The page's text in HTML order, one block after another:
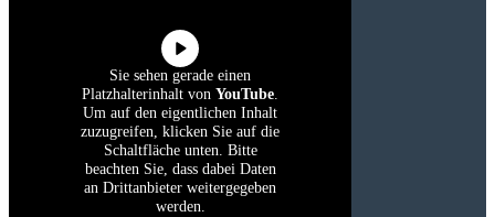
Sie sehen gerade einen
Platzhalterinhalt von YouTube.
Um auf den eigentlichen Inhalt
zuzugreifen, klicken Sie auf die
Schaltfläche unten. Bitte
beachten Sie, dass dabei Daten
an Drittanbieter weitergegeben
werden.